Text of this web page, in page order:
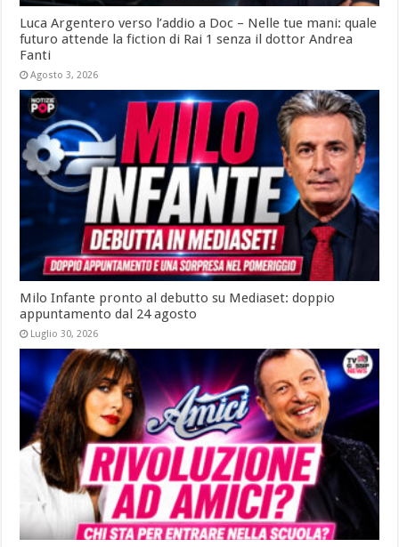
Luca Argentero verso l’addio a Doc – Nelle tue mani: quale
futuro attende la fiction di Rai 1 senza il dottor Andrea
Fanti
Agosto 3, 2026
Milo Infante pronto al debutto su Mediaset: doppio
appuntamento dal 24 agosto
Luglio 30, 2026